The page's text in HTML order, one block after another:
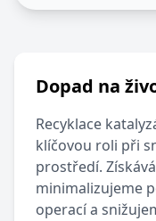
Dopad na
Recyklace
klíčovou roli při
prostředí.
minimalizujeme
operací a